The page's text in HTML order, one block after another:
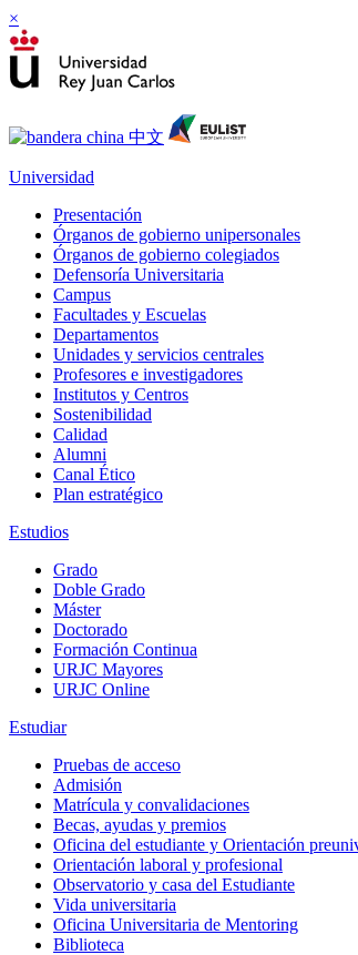
×
Universidad
Presentación
Órganos de gobierno unipersonales
Órganos de gobierno colegiados
Defensoría Universitaria
Campus
Facultades y Escuelas
Departamentos
Unidades y servicios centrales
Profesores e investigadores
Institutos y Centros
Sostenibilidad
Calidad
Alumni
Canal Ético
Plan estratégico
Estudios
Grado
Doble Grado
Máster
Doctorado
Formación Continua
URJC Mayores
URJC Online
Estudiar
Pruebas de acceso
Admisión
Matrícula y convalidaciones
Becas, ayudas y premios
Oficina del estudiante y Orientación
Orientación laboral y profesional
Observatorio y casa del Estudiante
Vida universitaria
Oficina Universitaria de Mentoring
Biblioteca